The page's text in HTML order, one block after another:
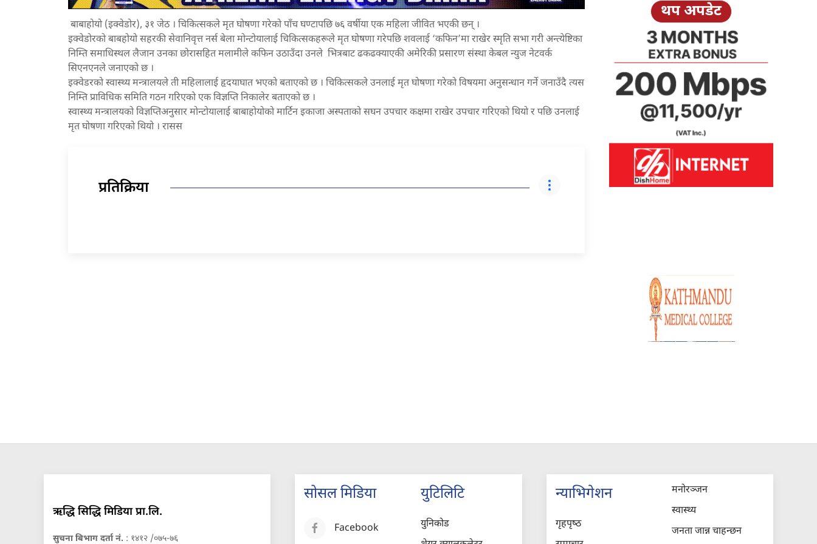
बाबाहोयो (इक्वेडोर), ३१ जेठ । चिकित्सकले मृत घोषणा गरेको पाँच घण्टापछि ७६ वर्षीया एक महिला जीवित भएकी छन् ।
इक्वेडोरको बाबहोयो सहरकी सेवानिवृत्त नर्स बेला मोन्टोयालाई चिकित्सकहरूले मृत घोषणा गरेपछि शवलाई ‘कफिन’मा राखेर स्मृति सभा गरी अन्त्येष्टिका
निम्ति समाधिस्थल लैजान उनका छोरासहित मलामीले कफिन उठाउँदा उनले भित्रबाट ढकढक्याएकी अमेरिकी प्रसारण संस्था केबल न्युज नेटवर्क
सिएनएनले जनाएको छ ।
इक्वेडरको स्वास्थ्य मन्त्रालयले ती महिलालाई हृदयाघात भएको बताएको छ । चिकित्सकले उनलाई मृत घोषणा गरेको विषयमा अनुसन्धान गर्ने जनाउँदै त्यस
निम्ति प्राविधिक समिति गठन गरिएको एक विज्ञप्ति निकालेर बताएको छ ।
स्वास्थ्य मन्त्रालयको विज्ञप्तिअनुसार मोन्टोयालाई बाबाहोयोको मार्टिन इकाजा अस्पताको सघन उपचार कक्षमा राखेर उपचार गरिएको थियो र पछि उनलाई
मृत घोषणा गरिएको थियो । रासस
प्रतिक्रिया
थप अपडेट
ऋद्धि सिद्धि मिडिया प्रा.लि.
सुचना बिभाग दर्ता नं. : १४१२ /०७५-७६
सोसल मिडिया
Facebook
युटिलिटि
युनिकोड
न्याभिगेशन
गृहपृष्‍ठ
मनोरञ्जन
स्वास्थ्य
जनता जान्न चाहन्छन